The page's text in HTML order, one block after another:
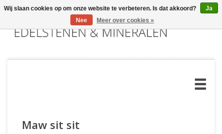
Maw sit sit
Wij slaan cookies op om onze website te verbeteren. Is dat akkoord?
Ja
Nee
Meer over cookies »